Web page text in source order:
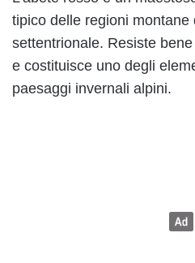
tipico delle regioni montane
settentrionale. Resiste
e costituisce uno degli
paesaggi invernali alpini.